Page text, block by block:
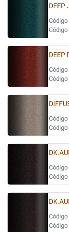
DEEP
Código
DEEP
Código
Código
Código
Código